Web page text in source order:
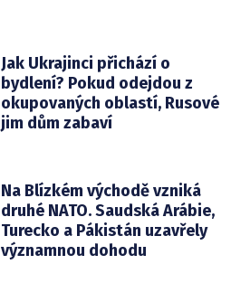
Jak Ukrajinci přichází o
bydlení? Pokud odejdou z
okupovaných oblastí, Rusové
jim dům zabaví
Na Blízkém východě vzniká
druhé NATO. Saudská Arábie,
Turecko a Pákistán uzavřely
významnou dohodu